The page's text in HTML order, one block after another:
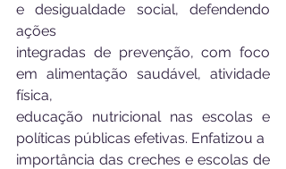
e desigualdade social, defendendo
ações
integradas de prevenção, com foco
em alimentação saudável, atividade
física,
educação nutricional nas escolas e
políticas públicas efetivas. Enfatizou a
importância das creches e escolas de